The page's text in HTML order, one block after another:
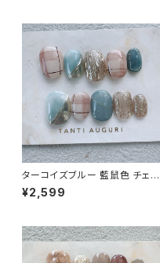
ターコイズブルー 藍鼠色 チェッ
ク ショートネイルチップ 水色系
格子柄 小さめ 短め 通販サイト
¥2,599